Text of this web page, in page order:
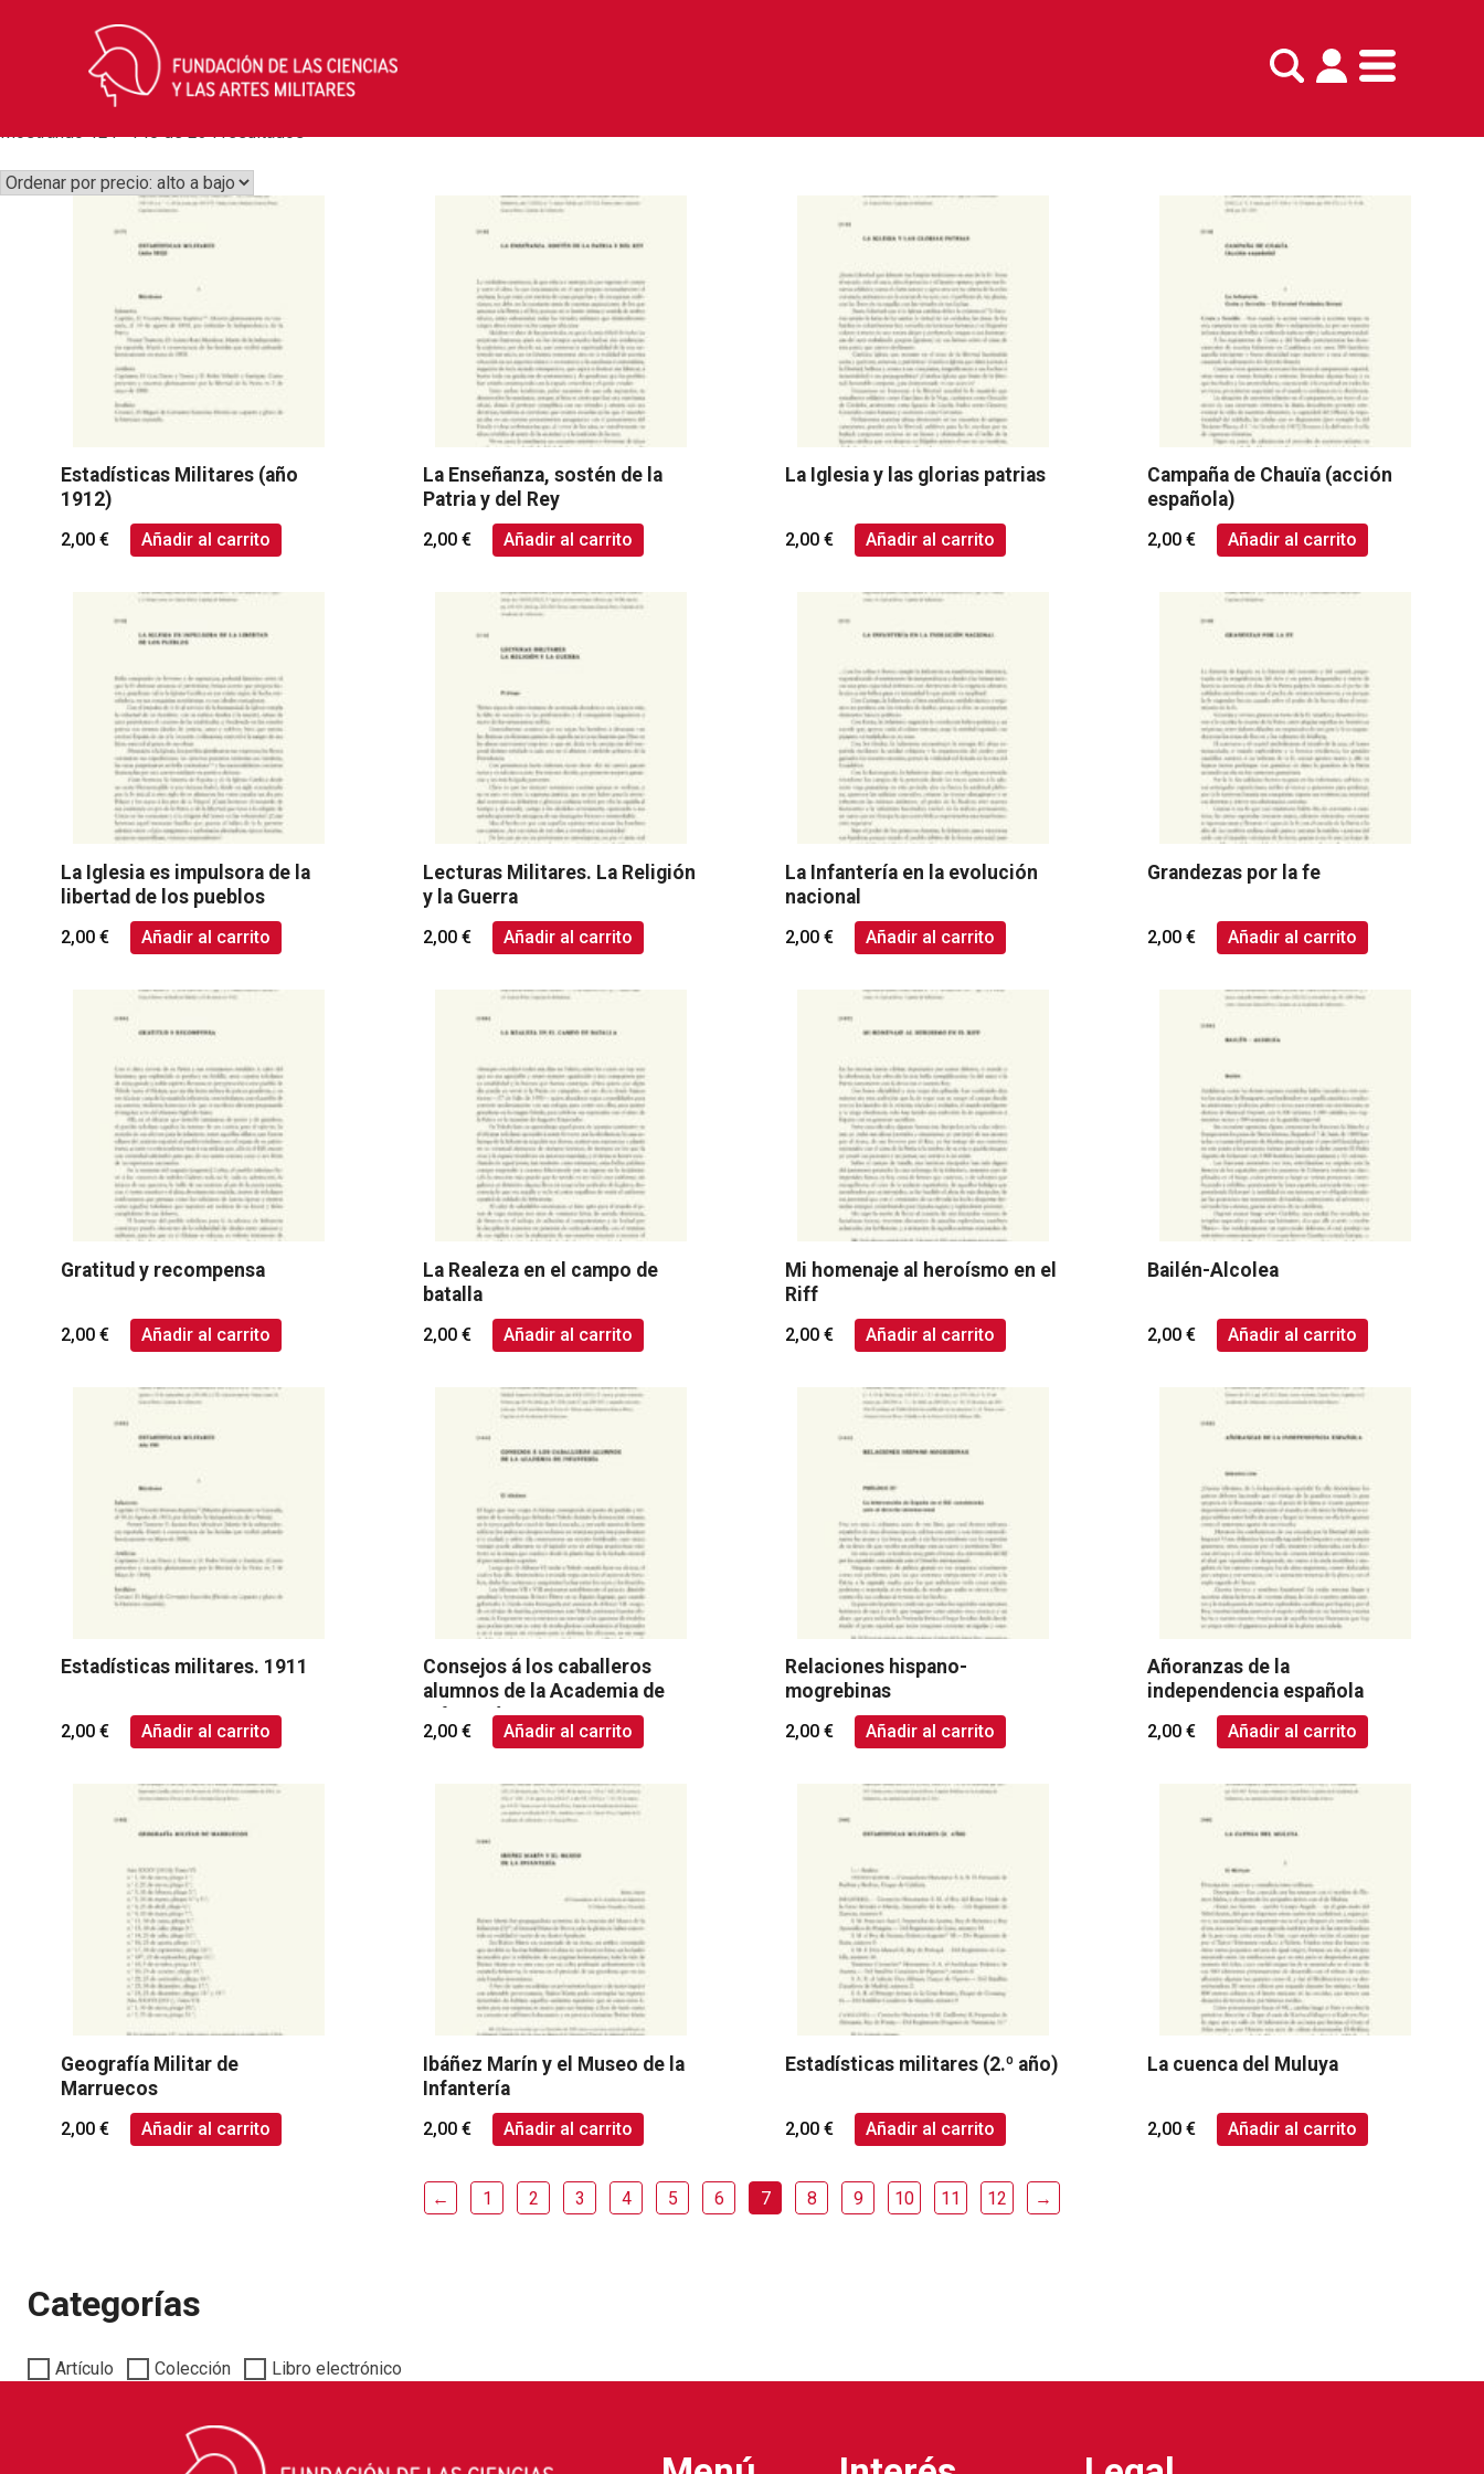
Estadísticas Militares (año
1912)
2,00 € Añadir al carrito
La Enseñanza, sostén de la
Patria y del Rey
2,00 € Añadir al carrito
La Iglesia y las glorias patrias
2,00 € Añadir al carrito
Campaña de Chauïa (acción
española)
2,00 € Añadir al carrito
La Iglesia es impulsora de la
libertad de los pueblos
2,00 € Añadir al carrito
Lecturas Militares. La Religión
y la Guerra
2,00 € Añadir al carrito
La Infantería en la evolución
nacional
2,00 € Añadir al carrito
Grandezas por la fe
2,00 € Añadir al carrito
Gratitud y recompensa
2,00 € Añadir al carrito
La Realeza en el campo de
batalla
2,00 € Añadir al carrito
Mi homenaje al heroísmo en el
Riff
2,00 € Añadir al carrito
Bailén-Alcolea
2,00 € Añadir al carrito
Estadísticas militares. 1911
2,00 € Añadir al carrito
Consejos á los caballeros
alumnos de la Academia de
Infantería
2,00 € Añadir al carrito
Relaciones hispano-
mogrebinas
2,00 € Añadir al carrito
Añoranzas de la
independencia española
2,00 € Añadir al carrito
Geografía Militar de
Marruecos
2,00 € Añadir al carrito
Ibáñez Marín y el Museo de la
Infantería
2,00 € Añadir al carrito
Estadísticas militares (2.º año)
2,00 € Añadir al carrito
La cuenca del Muluya
2,00 € Añadir al carrito
← 1 2 3 4 5 6 7 8 9 10 11 12 →
Categorías
Artículo Colección Libro electrónico